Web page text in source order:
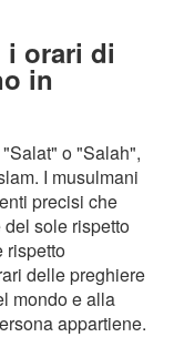
i orari di
in
o "Salah",
I musulmani
precisi che
sole rispetto
rispetto
delle preghiere
mondo e alla
appartiene.